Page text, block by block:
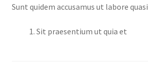
Sunt quidem accusamus ut labore
Sit praesentium ut quia et